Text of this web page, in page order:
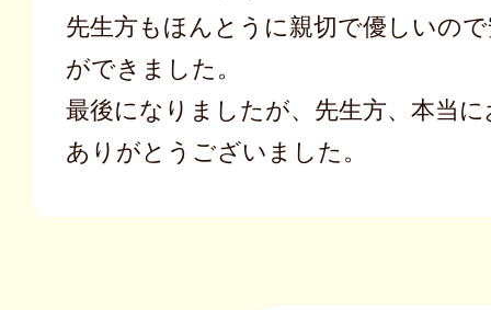
先生方もほんとうに親切で優しいの
ができました。
最後になりましたが、先生方、本当
ありがとうございました。